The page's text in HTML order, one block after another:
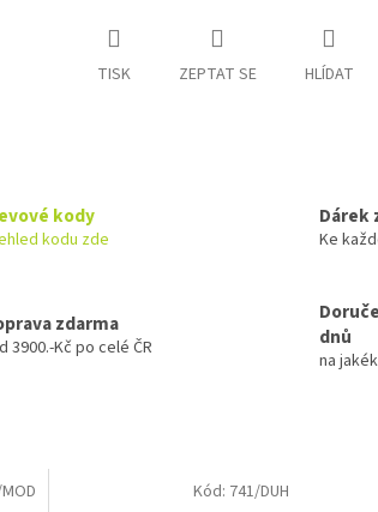
TISK ZEPTAT SE HLÍDAT
kody
kodu zde
Dárek
Ke
zdarma
3900.-Kč po celé ČR
dnů
na
Kód: 741/DUH